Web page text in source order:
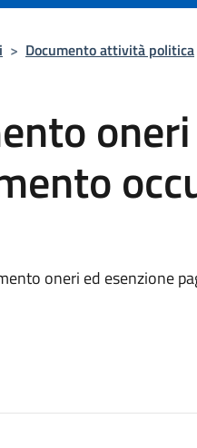
> Documento attività politica
oneri ed esenzione